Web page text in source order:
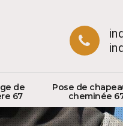
de
67
Pose de
cheminée